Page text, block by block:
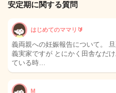
安定期に関する質問
はじめてのママリ🔰
義両親への妊娠報告について。
義実家ですが とにかく田舎なだ
ている時…
M